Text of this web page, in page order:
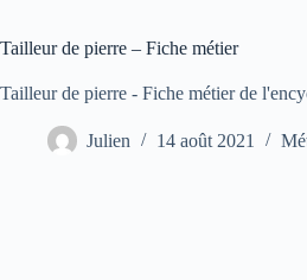
Tailleur de pierre – Fiche métier
Tailleur de pierre - Fiche métier de
Julien 14 août 2021